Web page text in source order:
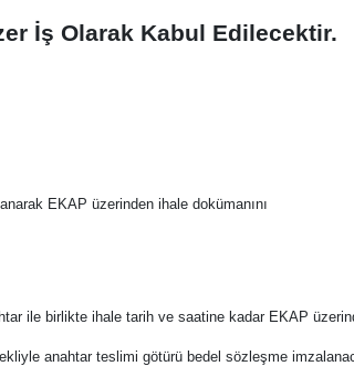
İş Olarak Kabul Edilecektir.
EKAP üzerinden ihale dokümanını
ile birlikte ihale tarih ve saatine kadar EKAP
anahtar teslimi götürü bedel sözleşme